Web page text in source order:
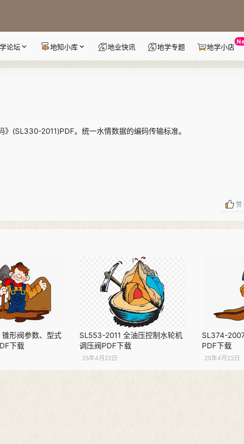
论坛 地知小库 地业快讯 地学专题 地学小店
(SL330-2011)PDF。统一水情数据的编码传输标准。
赞
形阀参数、型式
下载
SL553-2011 全油压控制水轮机
调压阀PDF下载
25年4月22日
SL374-
PDF下载
25年4月22日